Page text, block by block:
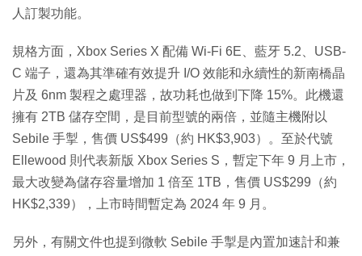
人訂製功能。
規格方面，Xbox Series X 配備 Wi-Fi 6E、藍牙 5.2、USB-
C 端子，還為其準確有效提升 I/O 效能和永續性的新南橋晶
片及 6nm 製程之處理器，故功耗也做到下降 15%。此機還
擁有 2TB 儲存空間，是目前型號的兩倍，並隨主機附以
Sebile 手掣，售價 US$499（約 HK$3,903）。至於代號
Ellewood 則代表新版 Xbox Series S，暫定下年 9 月上市，
最大改變為儲存容量增加 1 倍至 1TB，售價 US$299（約
HK$2,339），上市時間暫定為 2024 年 9 月。
另外，有關文件也提到微軟 Sebile 手掣是內置加速計和兼